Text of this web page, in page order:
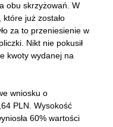
obu skrzyżowań. W
już zostało
za to przeniesienie w
Nikt nie pokusił
kwoty wydanej na
wniosku o
PLN. Wysokość
60% wartości